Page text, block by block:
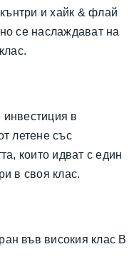
и хайк & флай
се наслаждават на
в
летене със
които идват с един
в своя клас.
във високия клас B